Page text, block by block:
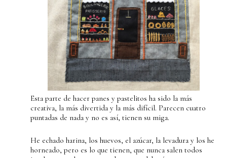
Esta parte de hacer panes y pastelitos ha sido la más
creativa, la más divertida y la más difícil. Parecen cuatro
puntadas de nada y no es así, tienen su miga.
He echado harina, los huevos, el azúcar, la levadura y los he
horneado, pero es lo que tienen, que nunca salen todos